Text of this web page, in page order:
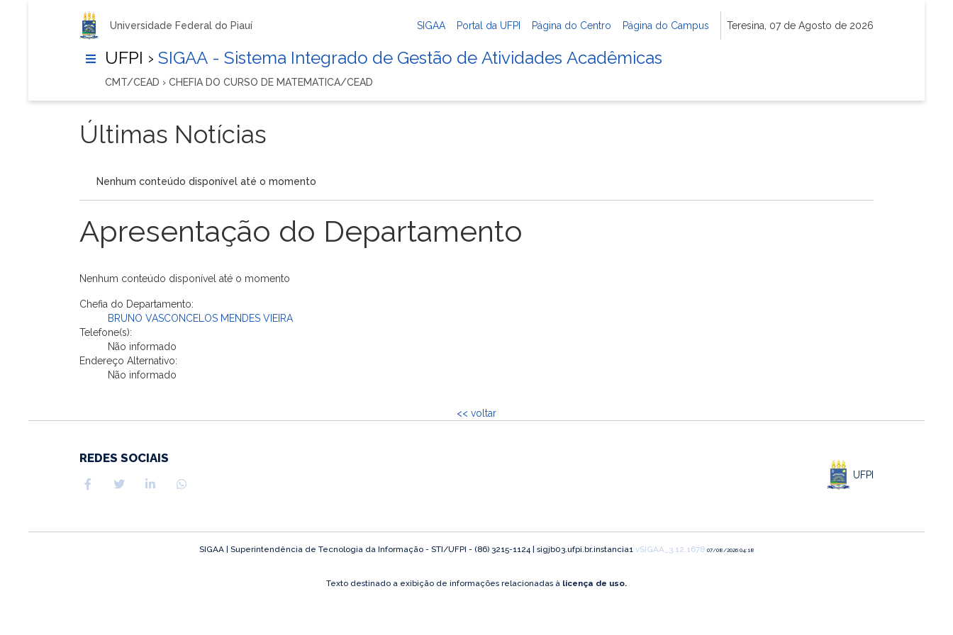
Universidade Federal do Piauí SIGAA Portal da UFPI Página do Centro Página do Campus Teresina, 07 de Agosto de 2026
UFPI › SIGAA - Sistema Integrado de Gestão de Atividades Acadêmicas
CMT/CEAD › CHEFIA DO CURSO DE MATEMATICA/CEAD
Últimas Notícias
Nenhum conteúdo disponível até o momento
Apresentação do Departamento
Nenhum conteúdo disponível até o momento
Chefia do Departamento:
BRUNO VASCONCELOS MENDES VIEIRA
Telefone(s):
Não informado
Endereço Alternativo:
Não informado
<< voltar
REDES SOCIAIS
UFPI
SIGAA | Superintendência de Tecnologia da Informação - STI/UFPI - (86) 3215-1124 | sigjb03.ufpi.br.instancia1 vSIGAA_3.12.1678 07/08/2026 04:18
Texto destinado a exibição de informações relacionadas à licença de uso.